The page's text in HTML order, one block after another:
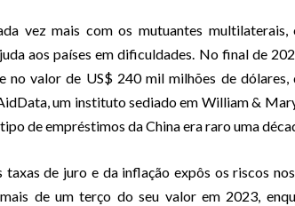
vez mais com os mutuantes
aos países em dificuldades. No final de
no valor de US$ 240 mil milhões de
um instituto sediado em William &
de empréstimos da China era raro uma
taxas de juro e da inflação expôs os riscos
de um terço do seu valor em 2023,